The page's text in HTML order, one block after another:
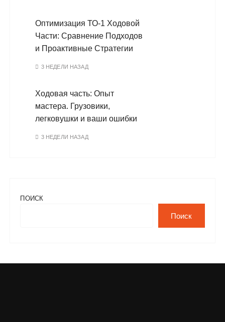
Оптимизация ТО-1 Ходовой
Части: Сравнение Подходов
и Проактивные Стратегии
3 НЕДЕЛИ НАЗАД
Ходовая часть: Опыт
мастера. Грузовики,
легковушки и ваши ошибки
3 НЕДЕЛИ НАЗАД
ПОИСК
Поиск